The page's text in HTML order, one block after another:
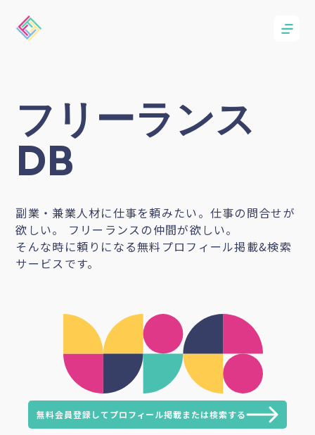
フリーランス
DB
副業・兼業人材に仕事を頼みたい。仕事の問合せが
欲しい。 フリーランスの仲間が欲しい。
そんな時に頼りになる無料プロフィール掲載&検索
サービスです。
無料会員登録してプロフィール掲載または検索する